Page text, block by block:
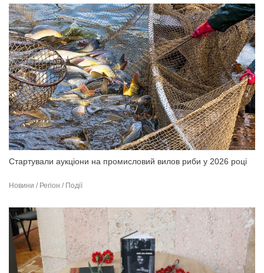
Стартували аукціони на промисловий вилов риби у 2026 році
Новини / Регіон / Події